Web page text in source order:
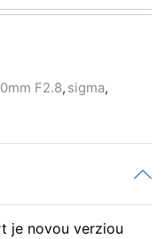
F2.8, sigma,
je novou verziou